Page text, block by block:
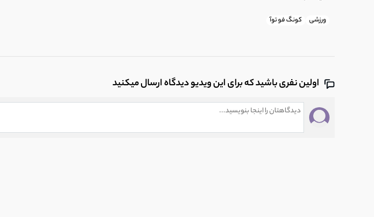
ورزشی کونگ فو توآ
اولین نفری باشید که برای این ویدیو دیدگاه ارسال میکنید